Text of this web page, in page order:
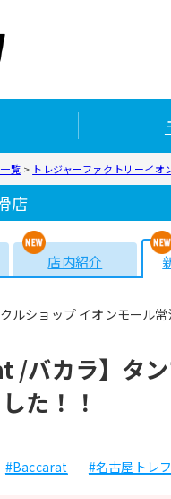
覧 > トレジャーファクトリーイ
店
店内紹介
ルショップ イオンモール
/バカラ】タ
た！！
#Baccarat #名古屋トレ